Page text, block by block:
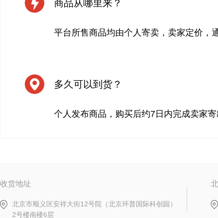
商品从哪里来？
平台所售商品均由个人寄卖，卖家定价，
多久可以到货？
个人发布商品，购买后约7日内完成卖家
收货地址
北京市顺义区安祥大街12号院（北京环普国际科创园）
2号楼南楼6层